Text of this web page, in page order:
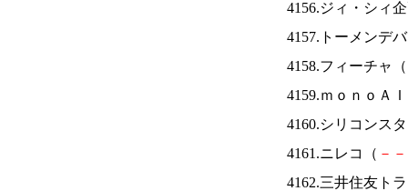
4156.ジィ・シィ
4157.トーメンデ
4158.フィーチャ（
4159.ｍｏｎｏＡ
4160.シリコンス
4161.ニレコ（ － －
4162.三井住友ト